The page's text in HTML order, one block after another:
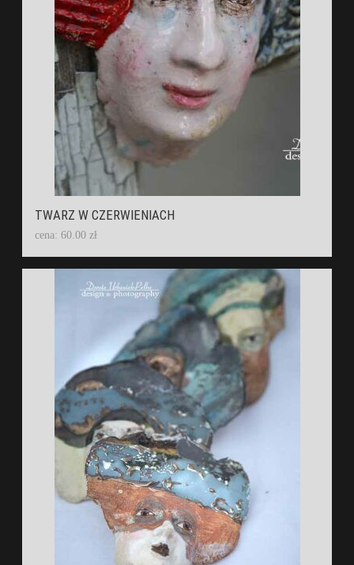
TWARZ W CZERWIENIACH
cena: 60.00 zł